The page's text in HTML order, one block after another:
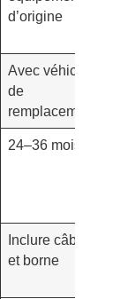
d’origine
Avec véhicule
de
remplacement
24–36 mois
Inclure câble
et borne